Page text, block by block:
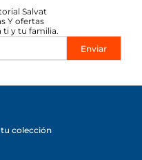
Salvat
Y ofertas
ti y tu familia.
Enviar
tu colección